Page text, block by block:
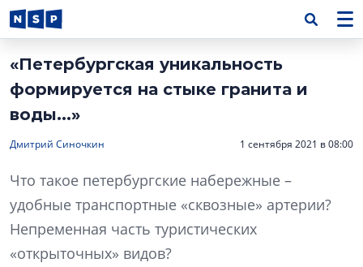
«Петербургская уникальность
формируется на стыке гранита и
воды...»
Дмитрий Синочкин 1 сентября 2021 в 08:00
Что такое петербургские набережные –
удобные транспортные «сквозные» артерии?
Непременная часть туристических
«открыточных» видов?